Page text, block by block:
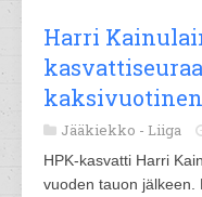
Harri
kaksivuotinen
Jääkiekko - Liiga
HPK-kasvatti Harri
vuoden tauon jälkeen.